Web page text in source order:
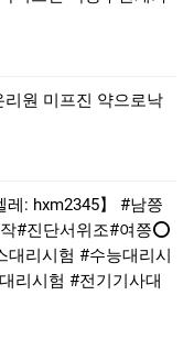
원 미프진 약으로낙
: hxm2345】 #남쯩
#진단서위조#여쯩⭕️
대리시험 #수능대리시
리시험 #전기기사대